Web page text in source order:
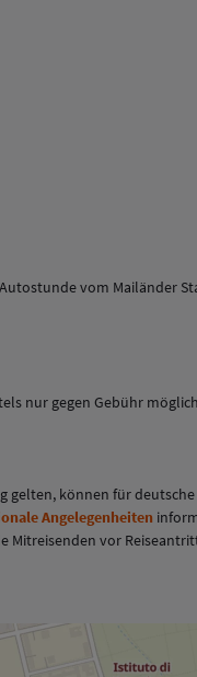
vom
nur gegen Gebühr
gelten, können für
Angelegenheiten
Mitreisenden vor